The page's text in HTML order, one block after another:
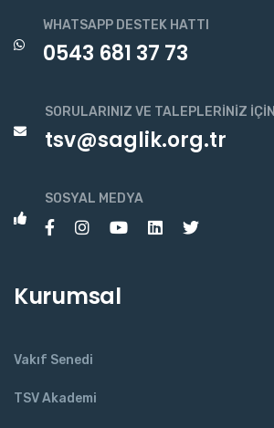
WHATSAPP DESTEK HATTI
0543 681 37 73
SORULARINIZ VE TALEPLERINIZ İÇIN
tsv@saglik.org.tr
SOSYAL MEDYA
Kurumsal
Vakıf Senedi
TSV Akademi